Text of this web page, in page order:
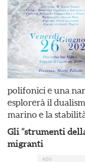
polifonici e una
esplorerà il
marino e la
Gli “strumenti
migranti